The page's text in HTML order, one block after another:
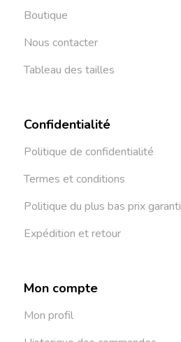
Boutique
Nous contacter
Tableau des tailles
Confidentialité
Politique de confidentialité
Termes et conditions
Politique du plus bas prix garanti
Expédition et retour
Mon compte
Mon profil